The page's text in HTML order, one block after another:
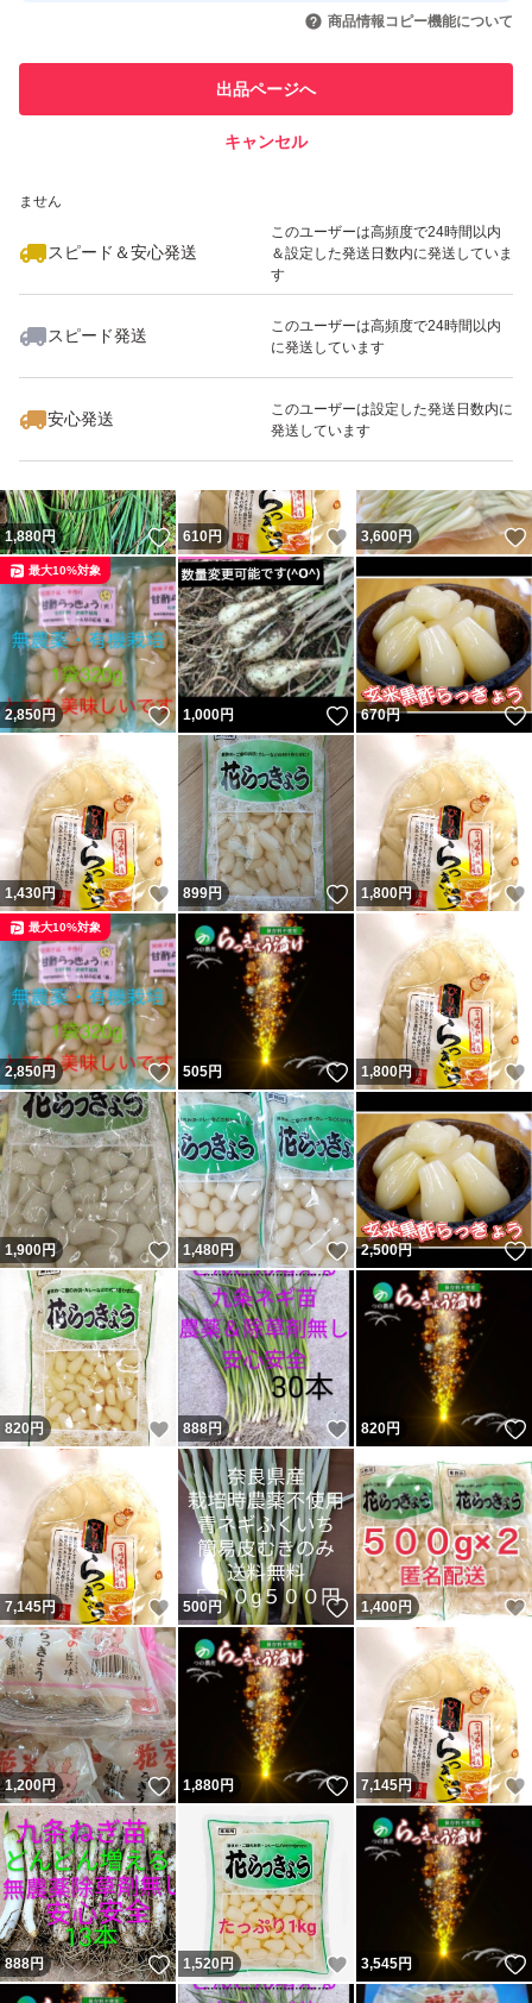
引を完了させた実績があります
での取引実績があります
ません
スピード＆安心発送
このユーザーは高頻度で24時間以内
＆設定した発送日数内に発送していま
す
スピード発送
このユーザーは高頻度で24時間以内
に発送しています
安心発送
このユーザーは設定した発送日数内に
発送しています
商品情報コピー機能について
出品ページへ
キャンセル
いいね！
3,600
1,880円 いいね！
610円 いいね！
3,600円
2,850円 いいね！
最大10%対象
1,000円 いいね！
670円
1,430円 いいね！
899円 いいね！
1,800円
2,850円 いいね！
最大10%対象
505円 いいね！
1,800円
1,900円 いいね！
1,480円 いいね！
2,500円
820円 いいね！
888円 いいね！
820円
7,145円 いいね！
500円 いいね！
1,400円
1,200円 いいね！
1,880円 いいね！
7,145円
888円 いいね！
1,520円 いいね！
3,545円